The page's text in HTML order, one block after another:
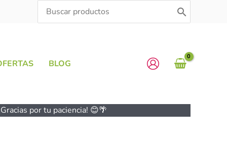
Search
for:
BLOG
por tu paciencia! 😊🌴